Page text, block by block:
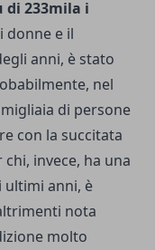
di 233mila i
donne e il
anni, è stato
nel
di persone
con la succitata
invece, ha una
ultimi anni, è
nota
molto